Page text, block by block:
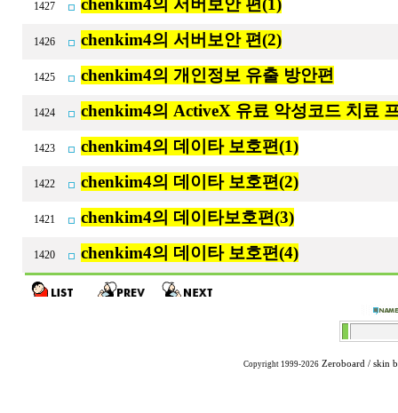
1427 chenkim4의 서버보안 편(1)
1426 chenkim4의 서버보안 편(2)
1425 chenkim4의 개인정보 유출 방안편
1424 chenkim4의 ActiveX 유료 악성코드 치료
1423 chenkim4의 데이타 보호편(1)
1422 chenkim4의 데이타 보호편(2)
1421 chenkim4의 데이타보호편(3)
1420 chenkim4의 데이타 보호편(4)
Copyright 1999-2026 Zeroboard / skin